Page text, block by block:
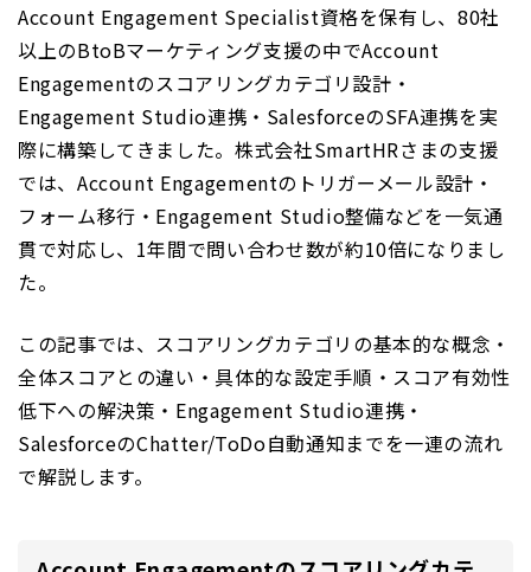
Account Engagement Specialist資格を保有し、80社
以上のBtoBマーケティング支援の中でAccount
Engagementのスコアリングカテゴリ設計・
Engagement Studio連携・SalesforceのSFA連携を実
際に構築してきました。株式会社SmartHRさまの支援
では、Account Engagementのトリガーメール設計・
フォーム移行・Engagement Studio整備などを一気通
貫で対応し、1年間で問い合わせ数が約10倍になりまし
た。
この記事では、スコアリングカテゴリの基本的な概念・
全体スコアとの違い・具体的な設定手順・スコア有効性
低下への解決策・Engagement Studio連携・
SalesforceのChatter/ToDo自動通知までを一連の流れ
で解説します。